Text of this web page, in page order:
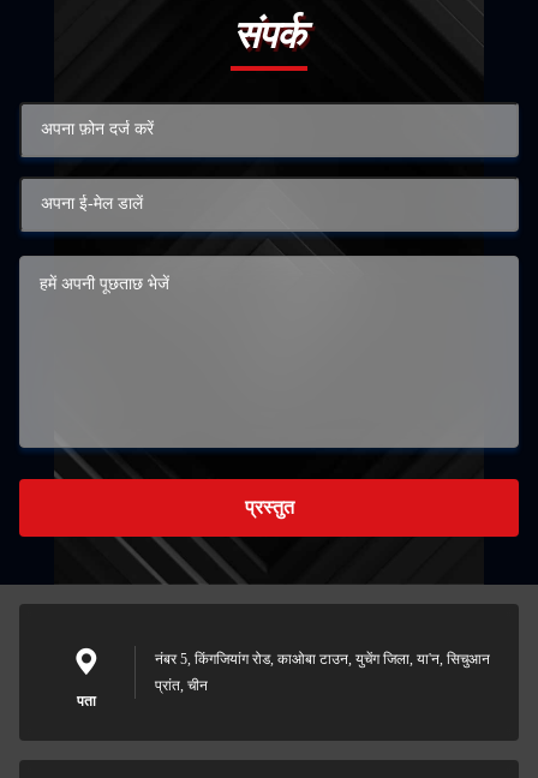
संपर्क
प्रस्तुत
पता
नंबर 5, किंगजियांग रोड, काओबा टाउन, युचेंग जिला, या'न, सिचुआन
प्रांत, चीन